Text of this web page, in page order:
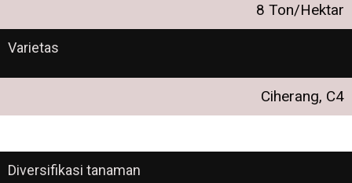
8 Ton/Hektar
Varietas
Ciherang, C4
Diversifikasi tanaman